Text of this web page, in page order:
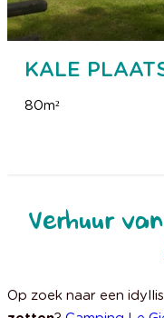
KALE
80m²
Verhuur
Op zoek naar een